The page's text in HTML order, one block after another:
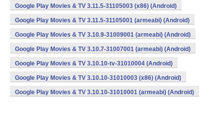
Google Play Movies & TV 3.11.5-31105003 (x86) (Android)
Google Play Movies & TV 3.11.5-31105001 (armeabi) (Android)
Google Play Movies & TV 3.10.9-31009001 (armeabi) (Android)
Google Play Movies & TV 3.10.7-31007001 (armeabi) (Android)
Google Play Movies & TV 3.10.10-tv-31010004 (Android)
Google Play Movies & TV 3.10.10-31010003 (x86) (Android)
Google Play Movies & TV 3.10.10-31010001 (armeabi) (Android)